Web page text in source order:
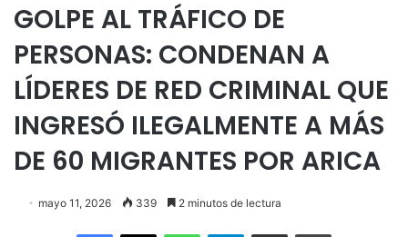
GOLPE AL TRÁFICO DE
PERSONAS: CONDENAN A
LÍDERES DE RED CRIMINAL QUE
INGRESÓ ILEGALMENTE A MÁS
DE 60 MIGRANTES POR ARICA
mayo 11, 2026 339 2 minutos de lectura
Facebook
X WhatsAppTelegramEnviar vía email Imprimir